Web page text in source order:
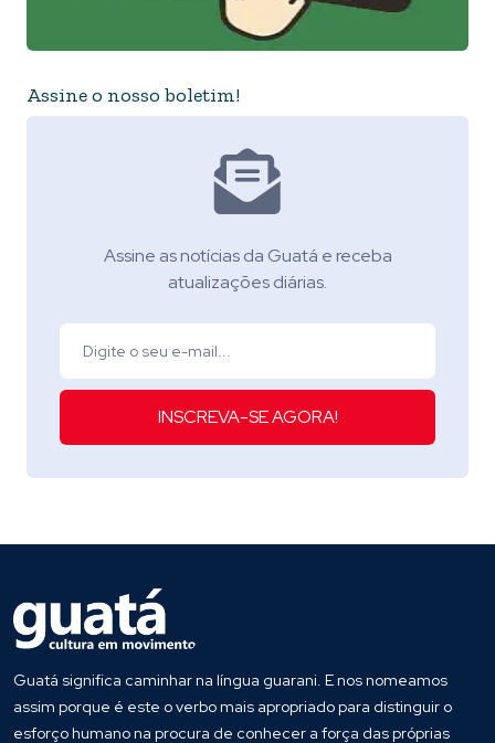
Assine o nosso boletim!
Assine as notícias da Guatá e receba
atualizações diárias.
INSCREVA-SE AGORA!
Guatá significa caminhar na língua guarani. E nos nomeamos
assim porque é este o verbo mais apropriado para distinguir o
esforço humano na procura de conhecer a força das próprias